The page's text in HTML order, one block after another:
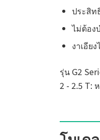
ประสิท
ไม่ต้อง
งาเอีย
รุ่น G2
2 - 2.5 T: